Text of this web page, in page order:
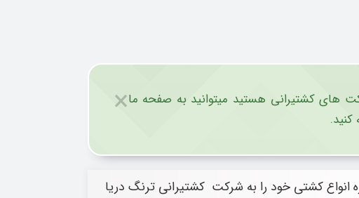
×های کشتیرانی هستید میتوانید به صفحه ما
کنید.
انواع کشتی خود را به شرکت کشتیرانی ترنگ دریا